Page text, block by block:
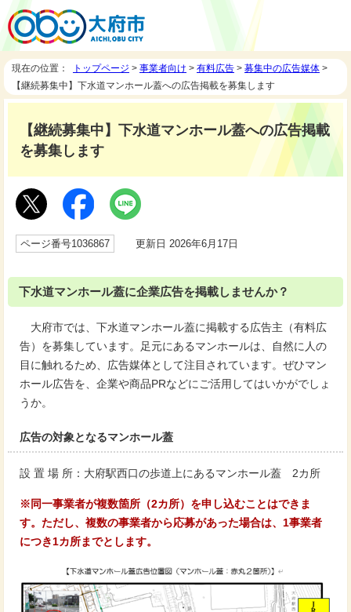
現在の位置： トップページ > 事業者向け > 有料広告 > 募集中の広告媒体 >
【継続募集中】下水道マンホール蓋への広告掲載を募集します
【継続募集中】下水道マンホール蓋への広告掲載
を募集します
ページ番号1036867 更新日 2026年6月17日
下水道マンホール蓋に企業広告を掲載しませんか？
大府市では、下水道マンホール蓋に掲載する広告主（有料広
告）を募集しています。足元にあるマンホールは、自然に人の
目に触れるため、広告媒体として注目されています。ぜひマン
ホール広告を、企業や商品PRなどにご活用してはいかがでしょ
うか。
広告の対象となるマンホール蓋
設 置 場 所：大府駅西口の歩道上にあるマンホール蓋 2カ所
※同一事業者が複数箇所（2カ所）を申し込むことはできま
す。ただし、複数の事業者から応募があった場合は、1事業者
につき1カ所までとします。